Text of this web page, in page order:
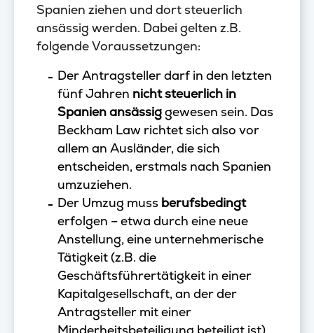
Spanien ziehen und dort steuerlich
ansässig werden. Dabei gelten z.B.
folgende Voraussetzungen:
Der Antragsteller darf in den letzten
fünf Jahren nicht steuerlich in
Spanien ansässiggewesen sein. Das
Beckham Law richtet sich also vor
allem an Ausländer, die sich
entscheiden, erstmals nach Spanien
umzuziehen.
Der Umzug muss berufsbedingt
erfolgen – etwa durch eine neue
Anstellung, eine unternehmerische
Tätigkeit (z.B. die
Geschäftsführertätigkeit in einer
Kapitalgesellschaft, an der der
Antragsteller mit einer
Minderheitsbeteiligung beteiligt ist)